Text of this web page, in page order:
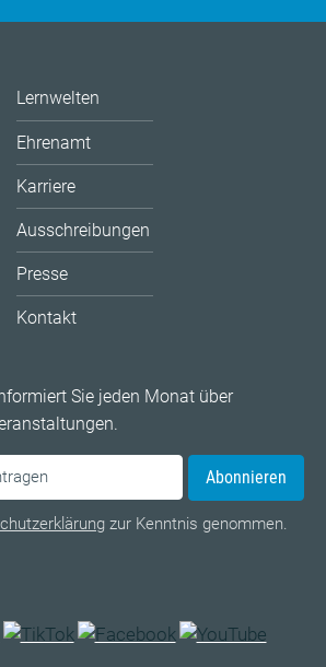
Lernwelten
Ehrenamt
Karriere
Ausschreibungen
Presse
Kontakt
Sie jeden Monat über
Abonnieren
zur Kenntnis genommen.